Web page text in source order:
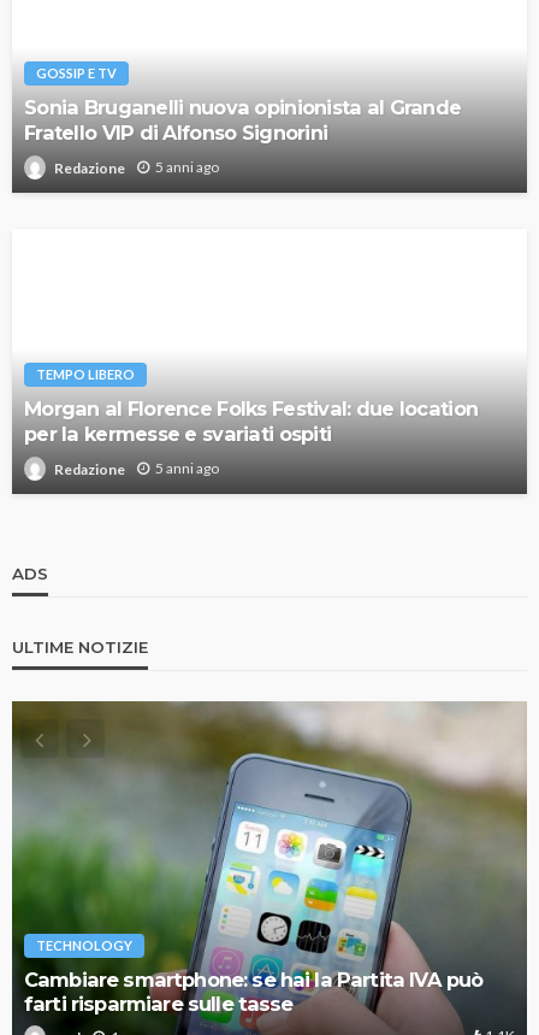
GOSSIP E TV
Sonia Bruganelli nuova opinionista al Grande
Fratello VIP di Alfonso Signorini
Redazione 5 anni ago
TEMPO LIBERO
Morgan al Florence Folks Festival: due location
per la kermesse e svariati ospiti
Redazione 5 anni ago
ADS
ULTIME NOTIZIE
TECHNOLOGY
Cambiare smartphone: se hai la Partita IVA può
farti risparmiare sulle tasse